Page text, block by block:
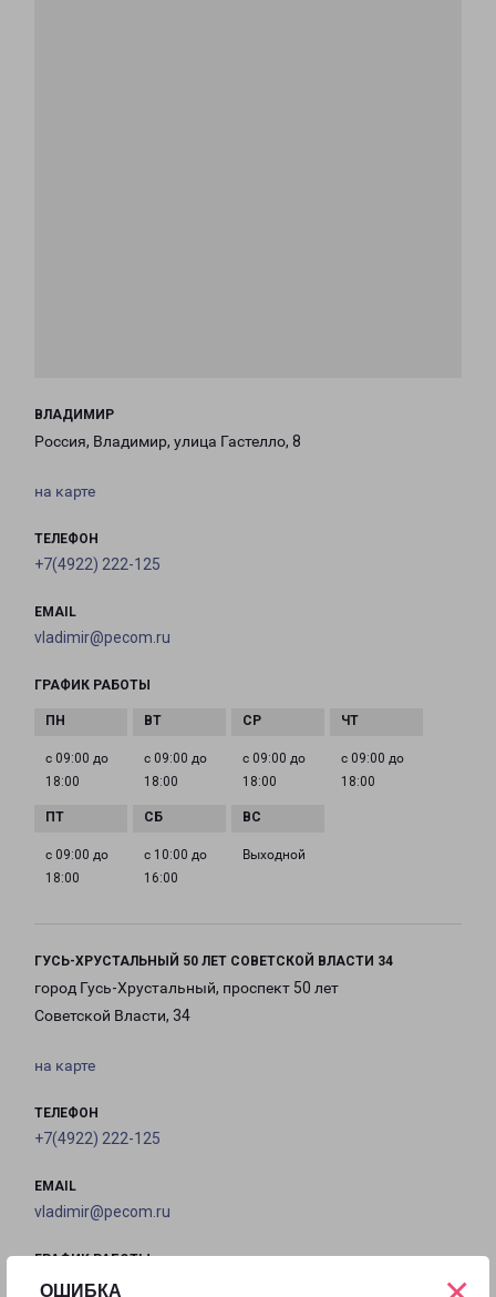
ОШИБКА
ВЛАДИМИР
Россия, Владимир, улица Гастелло, 8
на карте
ТЕЛЕФОН
+7(4922) 222-125
EMAIL
vladimir@pecom.ru
ГРАФИК РАБОТЫ
с 09:00 до
18:00
с 09:00 до
18:00
с 09:00 до
18:00
с 09:00 до
18:00
с 09:00 до
18:00
с 10:00 до
16:00
Выходной
ГУСЬ-ХРУСТАЛЬНЫЙ 50 ЛЕТ СОВЕТСКОЙ ВЛАСТИ 34
город Гусь-Хрустальный, проспект 50 лет
Советской Власти, 34
на карте
ТЕЛЕФОН
+7(4922) 222-125
EMAIL
vladimir@pecom.ru
ГРАФИК РАБОТЫ